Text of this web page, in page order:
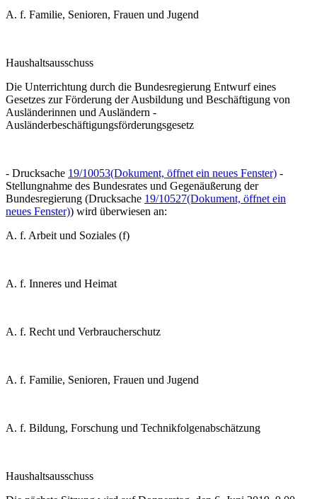
A. f. Familie, Senioren, Frauen und Jugend
Haushaltsausschuss
Die Unterrichtung durch die Bundesregierung Entwurf eines
Gesetzes zur Förderung der Ausbildung und Beschäftigung von
Ausländerinnen und Ausländern -
Ausländerbeschäftigungsförderungsgesetz
- Drucksache 19/10053(Dokument, öffnet ein neues Fenster) -
Stellungnahme des Bundesrates und Gegenäußerung der
Bundesregierung (Drucksache 19/10527(Dokument, öffnet ein
neues Fenster)) wird überwiesen an:
A. f. Arbeit und Soziales (f)
A. f. Inneres und Heimat
A. f. Recht und Verbraucherschutz
A. f. Familie, Senioren, Frauen und Jugend
A. f. Bildung, Forschung und Technikfolgenabschätzung
Haushaltsausschuss